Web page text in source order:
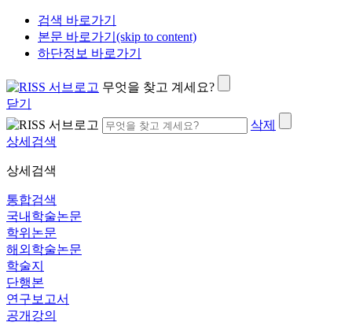
검색 바로가기
본문 바로가기(skip to content)
하단정보 바로가기
무엇을 찾고 계세요?
닫기
삭제
상세검색
상세검색
통합검색
국내학술논문
학위논문
해외학술논문
학술지
단행본
연구보고서
공개강의